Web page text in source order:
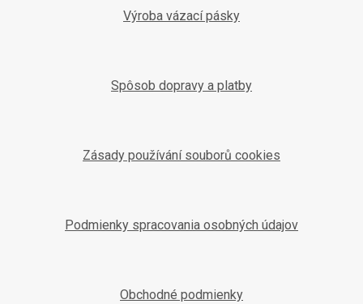
Výroba vázací pásky
Spôsob dopravy a platby
Zásady používání souborů cookies
Podmienky spracovania osobných údajov
Obchodné podmienky